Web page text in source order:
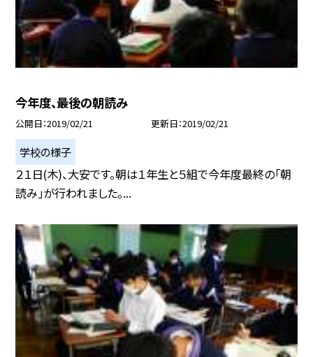
今年度、最後の朝読み
公開日 2019/02/21 更新日 2019/02/21
学校の様子
２１日(木)、大安です。朝は１年生と５組で今年度最終の「朝
読み」が行われました。...